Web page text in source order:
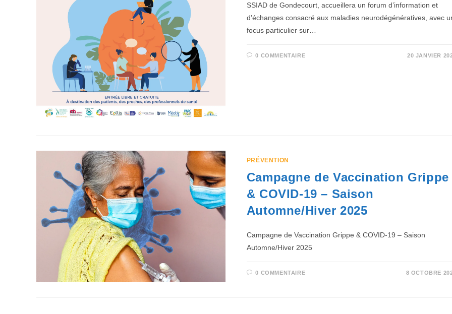
SSIAD de Gondecourt, accueillera un forum d’information et
d’échanges consacré aux maladies neurodégénératives, avec
focus particulier sur…
0 COMMENTAIRE 20 JANVIER
PRÉVENTION
Campagne de Vaccination Grippe
& COVID-19 – Saison
Automne/Hiver 2025
Campagne de Vaccination Grippe & COVID-19 – Saison
Automne/Hiver 2025
0 COMMENTAIRE 8 OCTOBRE